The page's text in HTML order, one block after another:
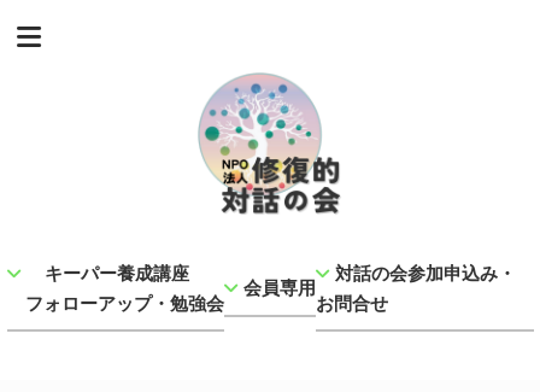
キーパー養成講座
フォローアップ・勉強会
会員専用
対話の会参加申込み・
お問合せ